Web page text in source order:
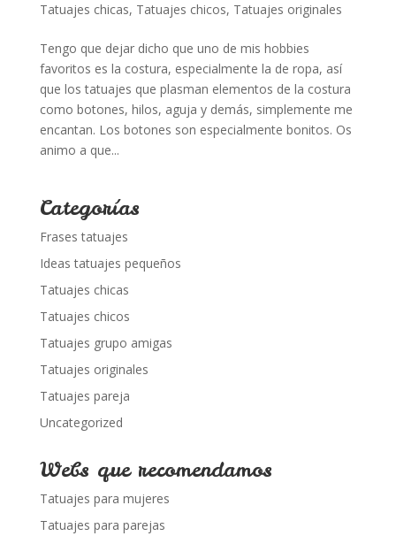
Tatuajes chicas, Tatuajes chicos, Tatuajes originales
Tengo que dejar dicho que uno de mis hobbies
favoritos es la costura, especialmente la de ropa, así
que los tatuajes que plasman elementos de la costura
como botones, hilos, aguja y demás, simplemente me
encantan. Los botones son especialmente bonitos. Os
animo a que...
Categorías
Frases tatuajes
Ideas tatuajes pequeños
Tatuajes chicas
Tatuajes chicos
Tatuajes grupo amigas
Tatuajes originales
Tatuajes pareja
Uncategorized
Webs que recomendamos
Tatuajes para mujeres
Tatuajes para parejas